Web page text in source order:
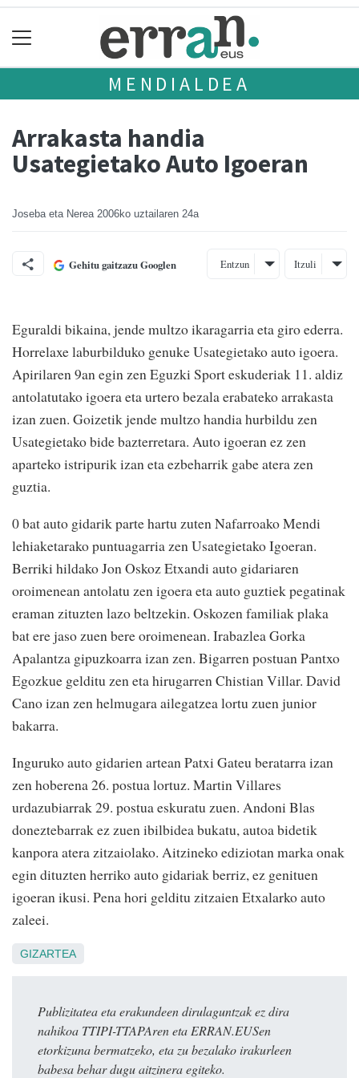
MENDIALDEA
Arrakasta handia
Usategietako Auto Igoeran
Joseba eta Nerea 2006ko uztailaren 24a
Gehitu gaitzazu Googlen Entzun Itzuli
Eguraldi bikaina, jende multzo ikaragarria eta giro ederra.
Horrelaxe laburbilduko genuke Usategietako auto igoera.
Apirilaren 9an egin zen Eguzki Sport eskuderiak 11. aldiz
antolatutako igoera eta urtero bezala erabateko arrakasta
izan zuen. Goizetik jende multzo handia hurbildu zen
Usategietako bide bazterretara. Auto igoeran ez zen
aparteko istripurik izan eta ezbeharrik gabe atera zen
guztia.
0 bat auto gidarik parte hartu zuten Nafarroako Mendi
lehiaketarako puntuagarria zen Usategietako Igoeran.
Berriki hildako Jon Oskoz Etxandi auto gidariaren
oroimenean antolatu zen igoera eta auto guztiek pegatinak
eraman zituzten lazo beltzekin. Oskozen familiak plaka
bat ere jaso zuen bere oroimenean. Irabazlea Gorka
Apalantza gipuzkoarra izan zen. Bigarren postuan Pantxo
Egozkue gelditu zen eta hirugarren Chistian Villar. David
Cano izan zen helmugara ailegatzea lortu zuen junior
bakarra.
Inguruko auto gidarien artean Patxi Gateu beratarra izan
zen hoberena 26. postua lortuz. Martin Villares
urdazubiarrak 29. postua eskuratu zuen. Andoni Blas
doneztebarrak ez zuen ibilbidea bukatu, autoa bidetik
kanpora atera zitzaiolako. Aitzineko ediziotan marka onak
egin dituzten herriko auto gidariak berriz, ez genituen
igoeran ikusi. Pena hori gelditu zitzaien Etxalarko auto
zaleei.
GIZARTEA
Publizitatea eta erakundeen dirulaguntzak ez dira
nahikoa TTIPI-TTAPAren eta ERRAN.EUSen
etorkizuna bermatzeko, eta zu bezalako irakurleen
babesa behar dugu aitzinera egiteko.